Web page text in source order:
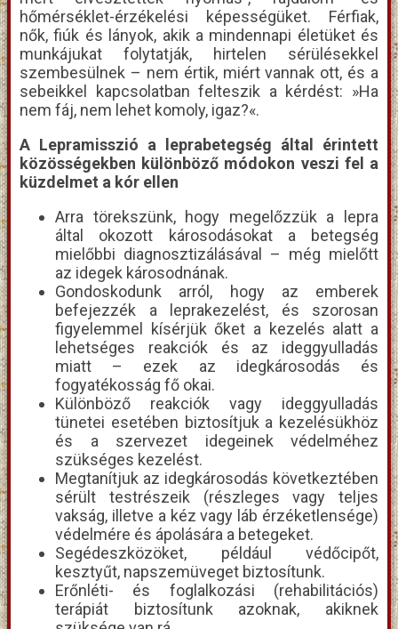
hőmérséklet-érzékelési képességüket. Férfiak,
nők, fiúk és lányok, akik a mindennapi életüket és
munkájukat folytatják, hirtelen sérülésekkel
szembesülnek – nem értik, miért vannak ott, és a
sebeikkel kapcsolatban felteszik a kérdést: »Ha
nem fáj, nem lehet komoly, igaz?«.
A Lepramisszió a leprabetegség által érintett
közösségekben különböző módokon veszi fel a
küzdelmet a kór ellen
Arra törekszünk, hogy megelőzzük a lepra
által okozott károsodásokat a betegség
mielőbbi diagnosztizálásával – még mielőtt
az idegek károsodnának.
Gondoskodunk arról, hogy az emberek
befejezzék a leprakezelést, és szorosan
figyelemmel kísérjük őket a kezelés alatt a
lehetséges reakciók és az ideggyulladás
miatt – ezek az idegkárosodás és
fogyatékosság fő okai.
Különböző reakciók vagy ideggyulladás
tünetei esetében biztosítjuk a kezelésükhöz
és a szervezet idegeinek védelméhez
szükséges kezelést.
Megtanítjuk az idegkárosodás következtében
sérült testrészeik (részleges vagy teljes
vakság, illetve a kéz vagy láb érzéketlensége)
védelmére és ápolására a betegeket.
Segédeszközöket, például védőcipőt,
kesztyűt, napszemüveget biztosítunk.
Erőnléti- és foglalkozási (rehabilitációs)
terápiát biztosítunk azoknak, akiknek